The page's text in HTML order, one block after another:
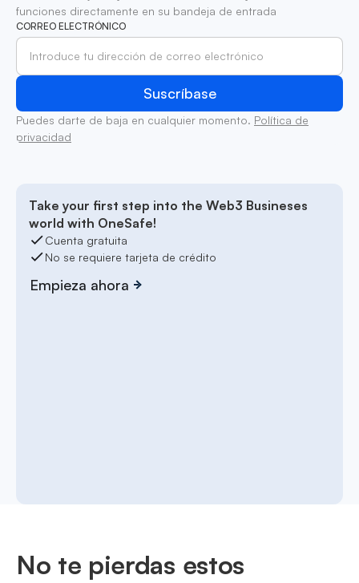
funciones directamente en su bandeja de entrada
CORREO ELECTRÓNICO
Puedes darte de baja en cualquier momento. Política de
privacidad
Take your first step into the Web3 Busineses
world with OneSafe!
Cuenta gratuita
No se requiere tarjeta de crédito
Empieza ahora
No te pierdas estos